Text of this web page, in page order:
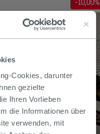
Cookies, darunter
gezielte
Ihren Vorlieben
die Informationen über
verwenden, mit